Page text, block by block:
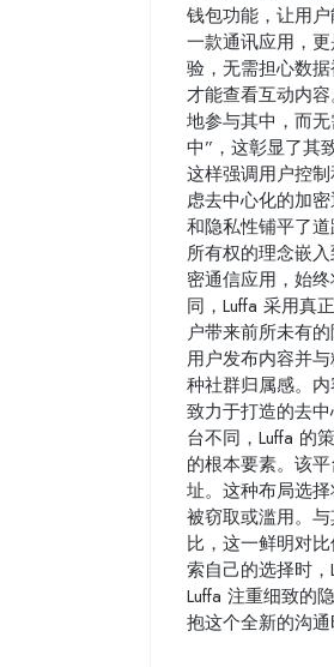
钱包功能，让用
一款通讯应用，
验，无需担心数
才能查看互动内
地参与其中，而
中”，这彰显了其
这样强调用户控
虑去中心化的加
和隐私性铺平了
所有权的理念嵌
密通信应用，始
同，Luffa 采用真
户带来前所未有
用户发布内容并
种社群归属感。
致力于打造的去
台不同，Luffa 的
的根本要素。该
址。这种布局选
被窃取或滥用。
比，这一鲜明对
索自己的选择时
Luffa 注重细致的
抱这个全新的沟